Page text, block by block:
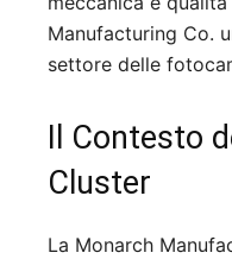
Manufacturing Co.
settore delle
Il Contesto
Cluster
La Monarch